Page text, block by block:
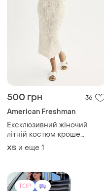
500 грн 36
American Freshman
Ексклюзивний жіночий
літній костюм кроше
вʼязаний літній костюм
двійка топ та міді спідниця
елегантний костюм новий
freshman
ХS и еще 1
TOP